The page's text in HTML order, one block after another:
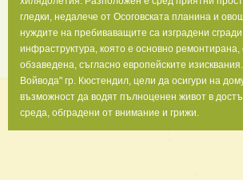
гледки, недалече от Осоговската планина и
нуждите на пребиваващите са изградени
инфраструктура, която е основно
обзаведена, съгласно европейските
Войвода" гр. Кюстендил, цели да осигури на
възможност да водят пълноценен живот в
среда, обградени от внимание и грижи.